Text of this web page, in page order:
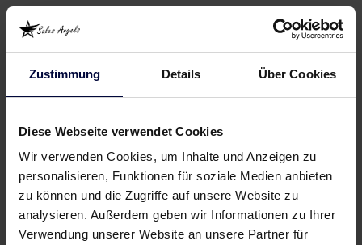
Zustimmung Details Über Cookies
Diese Webseite verwendet Cookies
Wir verwenden Cookies, um Inhalte und Anzeigen zu
personalisieren, Funktionen für soziale Medien anbieten
zu können und die Zugriffe auf unsere Website zu
analysieren. Außerdem geben wir Informationen zu Ihrer
Verwendung unserer Website an unsere Partner für